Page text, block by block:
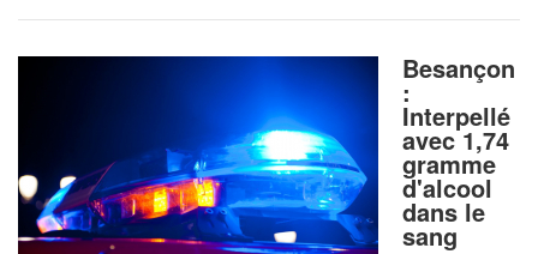
Besançon
:
Interpellé
avec 1,74
gramme
d'alcool
dans le
sang